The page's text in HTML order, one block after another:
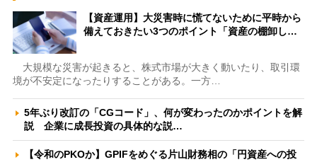
【資産運用】大災害時に慌てないために平時から
備えておきたい3つのポイント「資産の棚卸し…
大規模な災害が起きると、株式市場が大きく動いたり、取引環
境が不安定になったりすることがある。一方…
5年ぶり改訂の「CGコード」、何が変わったのかポイントを解
説 企業に成長投資の具体的な説…
【令和のPKOか】GPIFをめぐる片山財務相の「円資産への投